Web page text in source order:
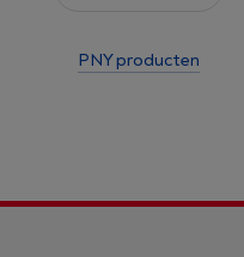
PNY producten